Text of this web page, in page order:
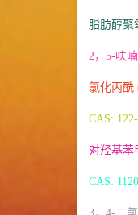
脂肪醇聚
2，5-呋
氯化丙酰
CAS:
对羟基苯
CAS: